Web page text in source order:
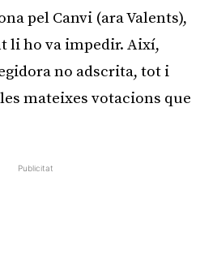
pel Canvi (ara Valents),
li ho va impedir. Així,
no adscrita, tot i
mateixes votacions que
Publicitat